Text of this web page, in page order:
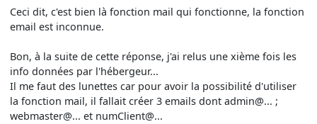
Ceci dit, c'est bien là fonction mail qui fonctionne, la fonction
email est inconnue.
Bon, à la suite de cette réponse, j'ai relus une xième fois les
info données par l'hébergeur...
Il me faut des lunettes car pour avoir la possibilité d'utiliser
la fonction mail, il fallait créer 3 emails dont admin@... ;
webmaster@... et numClient@...